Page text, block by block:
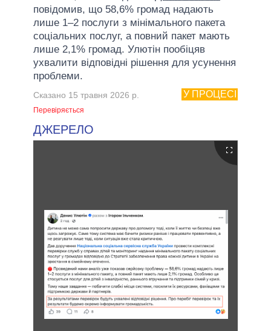
повідомив, що 58,6% громад надають
лише 1–2 послуги з мінімального пакета
соціальних послуг, а повний пакет мають
лише 2,1% громад. Улютін пообіцяв
ухвалити відповідні рішення для усунення
проблеми.
У ПРОЦЕСІ
Сказано 15 травня 2026 р.
Перевіряється
ДЖЕРЕЛО